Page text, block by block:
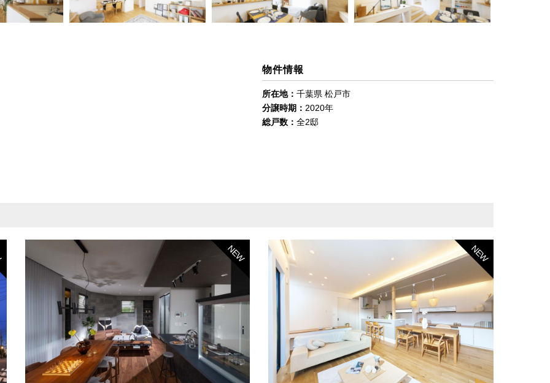
物件情報
所在地：千葉県 松戸市
分譲時期： 2020年
総戸数：全2邸
NEW NEW